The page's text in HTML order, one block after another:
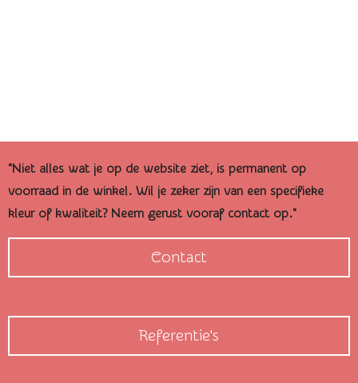
"Niet alles wat je op de website ziet, is permanent op
voorraad in de winkel. Wil je zeker zijn van een specifieke
kleur of kwaliteit? Neem gerust vooraf contact op."
Contact
Referentie's